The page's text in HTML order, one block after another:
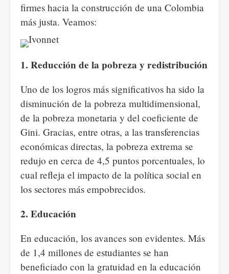
firmes hacia la construcción de una Colombia
más justa. Veamos:
1. Reducción de la pobreza y redistribución
Uno de los logros más significativos ha sido la
disminución de la pobreza multidimensional,
de la pobreza monetaria y del coeficiente de
Gini. Gracias, entre otras, a las transferencias
económicas directas, la pobreza extrema se
redujo en cerca de 4,5 puntos porcentuales, lo
cual refleja el impacto de la política social en
los sectores más empobrecidos.
2. Educación
En educación, los avances son evidentes. Más
de 1,4 millones de estudiantes se han
beneficiado con la gratuidad en la educación